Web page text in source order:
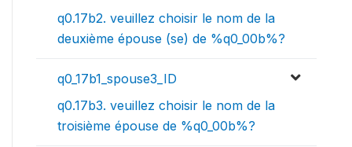
q0.17b2. veuillez choisir le nom de la
deuxième épouse (se) de %q0_00b%?
q0_17b1_spouse3_ID
q0.17b3. veuillez choisir le nom de la
troisième épouse de %q0_00b%?